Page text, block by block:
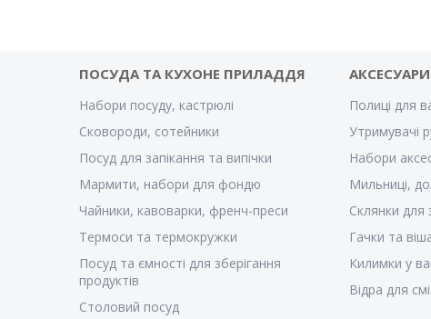
ПОСУДА ТА КУХОНЕ ПРИЛАДДЯ
Набори посуду, кастрюлі
Сковороди, сотейники
Посуд для запікання та випічки
Мармити, набори для фондю
Чайники, кавоварки, френч-преси
Термоси та термокружки
Посуд та ємності для зберігання
продуктів
Столовий посуд
Полиці для
Утримувачі
Набори
Мильниці,
Склянки для
Гачки та
Килимки у
Відра для